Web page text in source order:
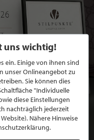
EINE GRATIS
uns wichtig!
ein. Einige von ihnen sind
unser Onlineangebot zu
Sie können dies
"Individuelle
diese Einstellungen
nachträglich jederzeit
Nähere Hinweise